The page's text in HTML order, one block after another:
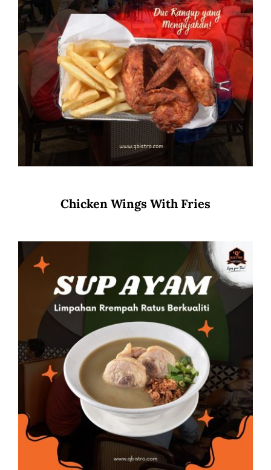
Chicken Wings With Fries